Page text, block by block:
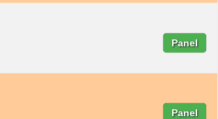
Panel
Panel